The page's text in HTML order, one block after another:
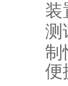
装
测
制
便